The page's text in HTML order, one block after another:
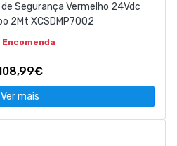
Segurança Vermelho 24Vdc
2Mt XCSDMP7002
Encomenda
Ver mais